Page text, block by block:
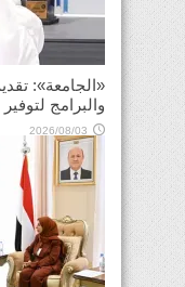
«الجامعة»:
والبرامج لتوفير
2026/08/03